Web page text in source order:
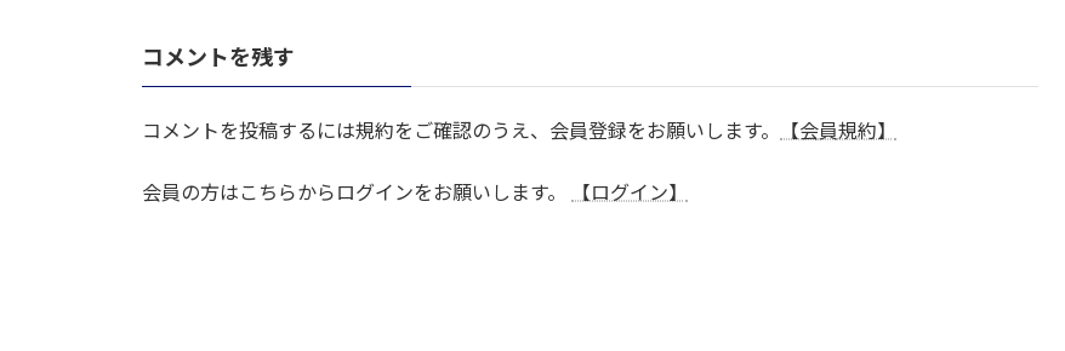
コメントを残す
コメントを投稿するには規約をご確認のうえ、会員登録をお願いします。 【会員規約】
会員の方はこちらからログインをお願いします。 【ログイン】